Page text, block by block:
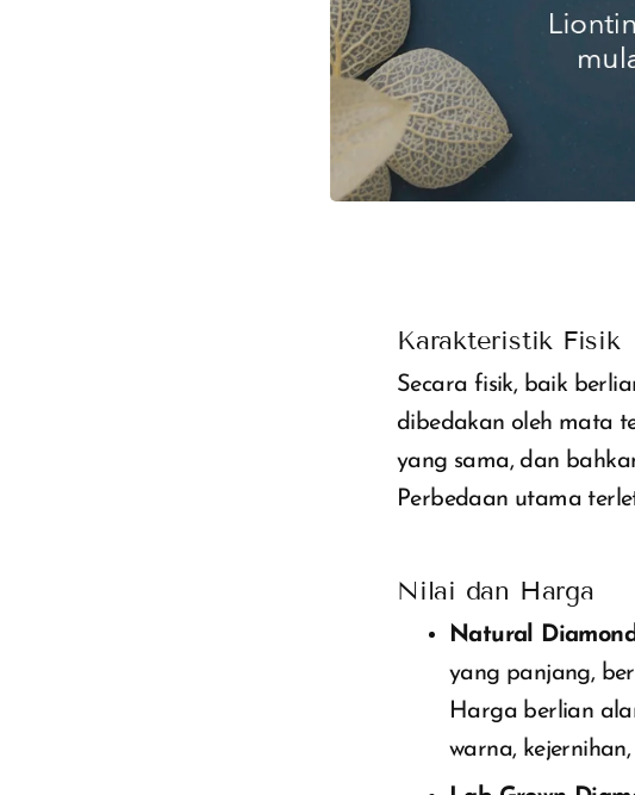
Karakteristik Fisik
Secara fisik, baik
dibedakan oleh mata
yang sama, dan
Perbedaan utama
Nilai dan Harga
Natural
yang panjang,
Harga berlian
warna,